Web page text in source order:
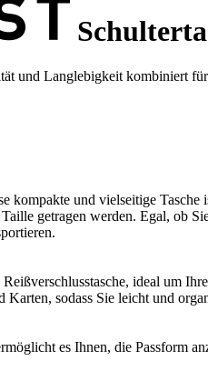
und Langlebigkeit kombiniert
kompakte und vielseitige
getragen werden. Egal, ob
ideal um
sodass Sie leicht und
es Ihnen, die Passform